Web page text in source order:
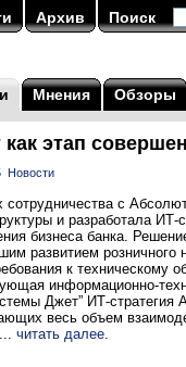
Архив Поиск
Мнения Обзоры
как этап
Новости
сотрудничества с
и разработала ИТ-
бизнеса банка.
развитием розничного
к техническому
информационно-
Джет” ИТ-стратегия
весь объем
читать далее.